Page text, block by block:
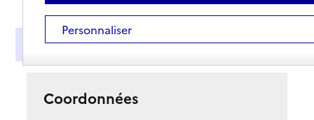
Présentation
Coordonnées
Personnaliser